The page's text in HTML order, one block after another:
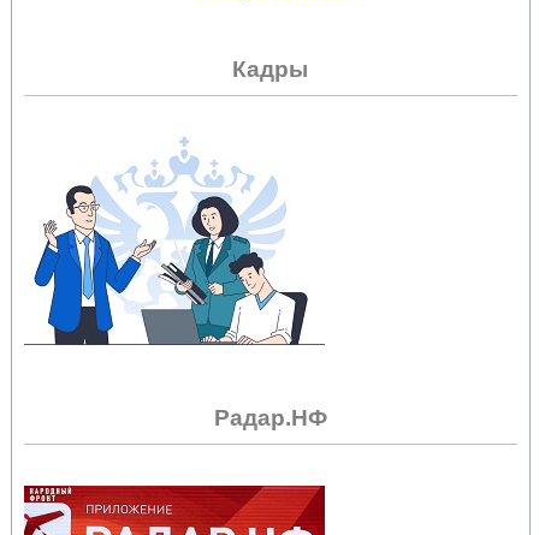
Кадры
Радар.НФ